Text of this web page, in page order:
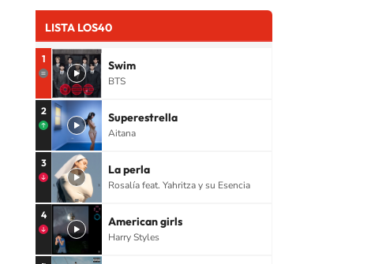
LISTA LOS40
1 Swim
BTS
2 Superestrella
Aitana
3 La perla
Rosalía feat. Yahritza y su Esencia
4 American girls
Harry Styles